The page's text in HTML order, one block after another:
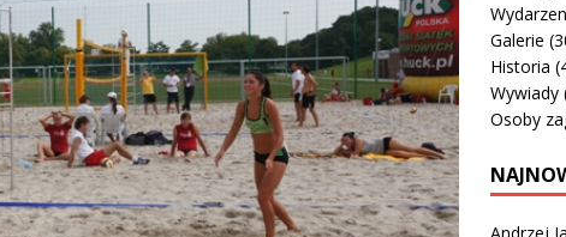
Galerie
Historia
Wywiady
Osoby
Andrzej